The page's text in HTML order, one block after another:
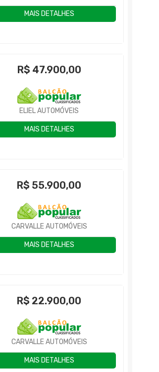
MAIS DETALHES
R$ 47.900,00
ELIEL AUTOMÓVEIS
MAIS DETALHES
R$ 55.900,00
CARVALLE AUTOMÓVEIS
MAIS DETALHES
R$ 22.900,00
CARVALLE AUTOMÓVEIS
MAIS DETALHES